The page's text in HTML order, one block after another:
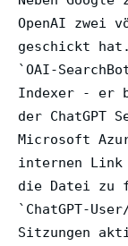
OpenAI zwei
geschickt hat.
`OAI-
Indexer - er
der ChatGPT
Microsoft
internen Link
die Datei zu
`ChatGPT-
Sitzungen